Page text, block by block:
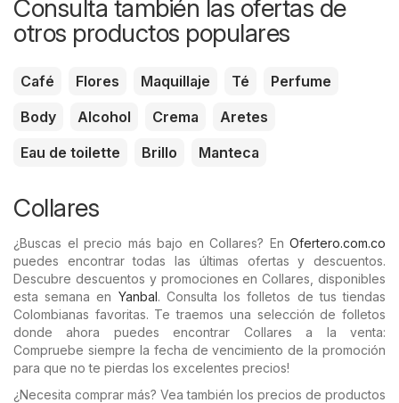
Consulta también las ofertas de
otros productos populares
Café Flores Maquillaje Té
Perfume
Body
Alcohol Crema
Aretes
Eau de toilette
Brillo Manteca
Collares
¿Buscas el precio más bajo en Collares? En Ofertero.com.co
puedes encontrar todas las últimas ofertas y descuentos.
Descubre descuentos y promociones en Collares, disponibles
esta semana en Yanbal. Consulta los folletos de tus tiendas
Colombianas favoritas. Te traemos una selección de folletos
donde ahora puedes encontrar Collares a la venta:
Compruebe siempre la fecha de vencimiento de la promoción
para que no te pierdas los excelentes precios!
¿Necesita comprar más? Vea también los precios de productos